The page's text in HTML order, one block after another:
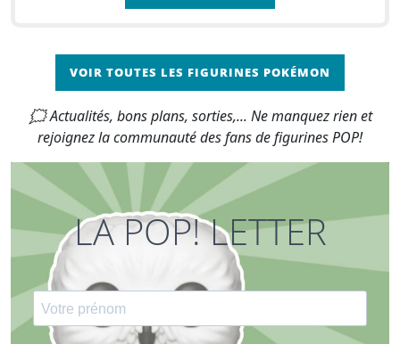
VOIR TOUTES LES FIGURINES POKÉMON
🗯 Actualités, bons plans, sorties,... Ne manquez rien et
rejoignez la communauté des fans de figurines POP!
LA POP! LETTER